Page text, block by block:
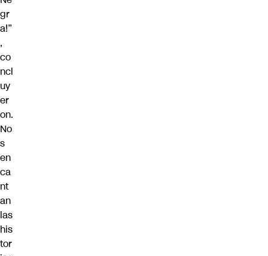
gr
a!”
,
co
ncl
uy
er
on.
No
s
en
ca
nt
an
las
his
tor